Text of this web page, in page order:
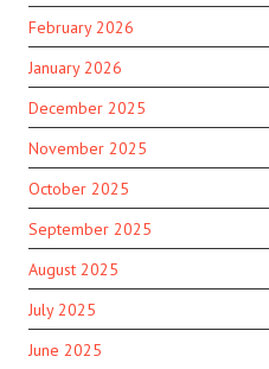
February 2026
January 2026
December 2025
November 2025
October 2025
September 2025
August 2025
July 2025
June 2025